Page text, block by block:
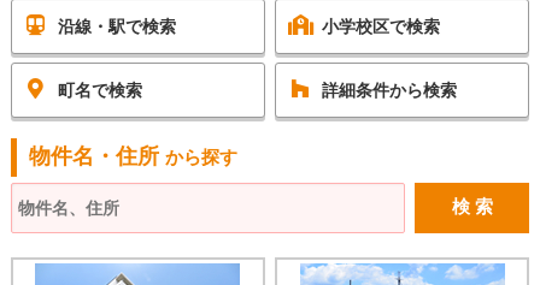
沿線・駅で検索 小学校区で検索
町名で検索 詳細条件から検索
物件名・住所 から探す